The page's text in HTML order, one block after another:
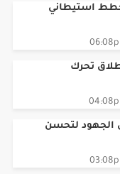
استيطاني
تحرك
لتحسن